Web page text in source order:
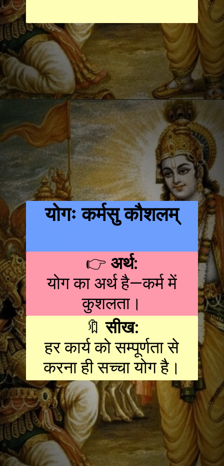
योगः कर्मसु कौशलम्
👉 अर्थ:
योग का अर्थ है—कर्म में
कुशलता।
🔖सीख:
हर कार्य को सम्पूर्णता से
करना ही सच्चा योग है।